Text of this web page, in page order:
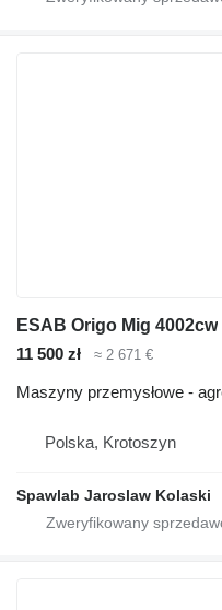
ESAB Origo Mig 4002cw
11 500 zł
≈ 2 671 €
Maszyny przemysłowe -
Polska, Krotoszyn
Spawlab Jaroslaw Kolaski